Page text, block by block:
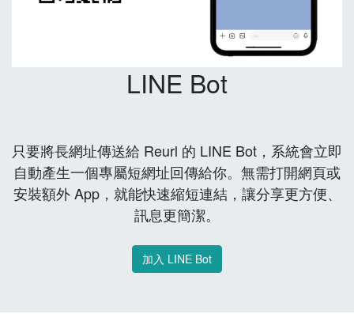
LINE Bot
只要將長網址傳送給 Reurl 的 LINE Bot，系統會立即
自動產生一個專屬短網址回傳給你。無需打開網頁或
安裝額外 App，就能快速縮短連結，讓分享更方便、
訊息更簡潔。
加入 LINE Bot